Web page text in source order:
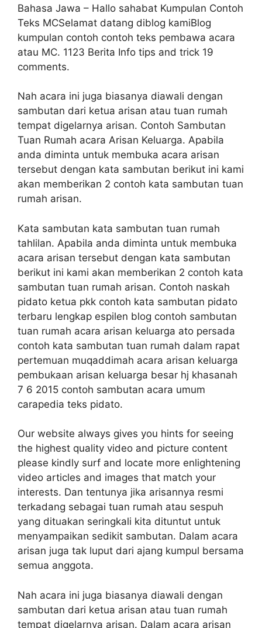
Bahasa Jawa – Hallo sahabat Kumpulan Contoh
Teks MCSelamat datang diblog kamiBlog
kumpulan contoh contoh teks pembawa acara
atau MC. 1123 Berita Info tips and trick 19
comments.
Nah acara ini juga biasanya diawali dengan
sambutan dari ketua arisan atau tuan rumah
tempat digelarnya arisan. Contoh Sambutan
Tuan Rumah acara Arisan Keluarga. Apabila
anda diminta untuk membuka acara arisan
tersebut dengan kata sambutan berikut ini kami
akan memberikan 2 contoh kata sambutan tuan
rumah arisan.
Kata sambutan kata sambutan tuan rumah
tahlilan. Apabila anda diminta untuk membuka
acara arisan tersebut dengan kata sambutan
berikut ini kami akan memberikan 2 contoh kata
sambutan tuan rumah arisan. Contoh naskah
pidato ketua pkk contoh kata sambutan pidato
terbaru lengkap espilen blog contoh sambutan
tuan rumah acara arisan keluarga ato persada
contoh kata sambutan tuan rumah dalam rapat
pertemuan muqaddimah acara arisan keluarga
pembukaan arisan keluarga besar hj khasanah
7 6 2015 contoh sambutan acara umum
carapedia teks pidato.
Our website always gives you hints for seeing
the highest quality video and picture content
please kindly surf and locate more enlightening
video articles and images that match your
interests. Dan tentunya jika arisannya resmi
terkadang sebagai tuan rumah atau sespuh
yang dituakan seringkali kita dituntut untuk
menyampaikan sedikit sambutan. Dalam acara
arisan juga tak luput dari ajang kumpul bersama
semua anggota.
Nah acara ini juga biasanya diawali dengan
sambutan dari ketua arisan atau tuan rumah
tempat digelarnya arisan. Dalam acara arisan